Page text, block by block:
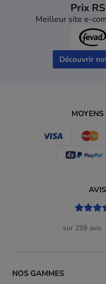
Prix
Meilleur site e-
Découvrir
NOS GAMMES
sur 259 avis